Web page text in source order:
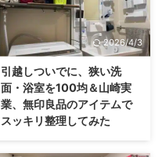
2026/4/3
引越しついでに、狭い洗
面・浴室を100均＆山崎実
業、無印良品のアイテムで
スッキリ整理してみた